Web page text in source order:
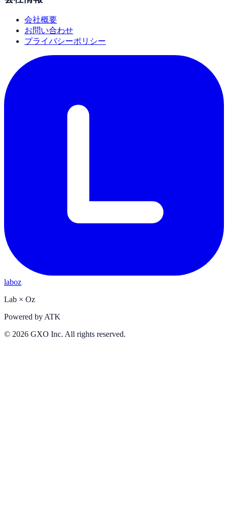
会社概要
お問い合わせ
プライバシーポリシー
laboz
Lab × Oz
Powered by ATK
© 2026 GXO Inc. All rights reserved.